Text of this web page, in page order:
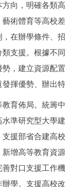
向，明確各類
術體育等高校
在辦學條件、
支援。根據不
，建立資源配
揮優勢、辦出特
教育佈局。統籌
準研究型大學
援部省合建高
增高等教育資
對口支援工作
學。支援高校